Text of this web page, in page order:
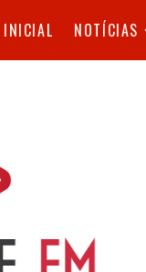
INICIAL NOTÍCIAS